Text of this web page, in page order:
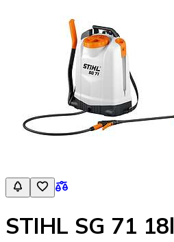
STIHL SG 71 18l